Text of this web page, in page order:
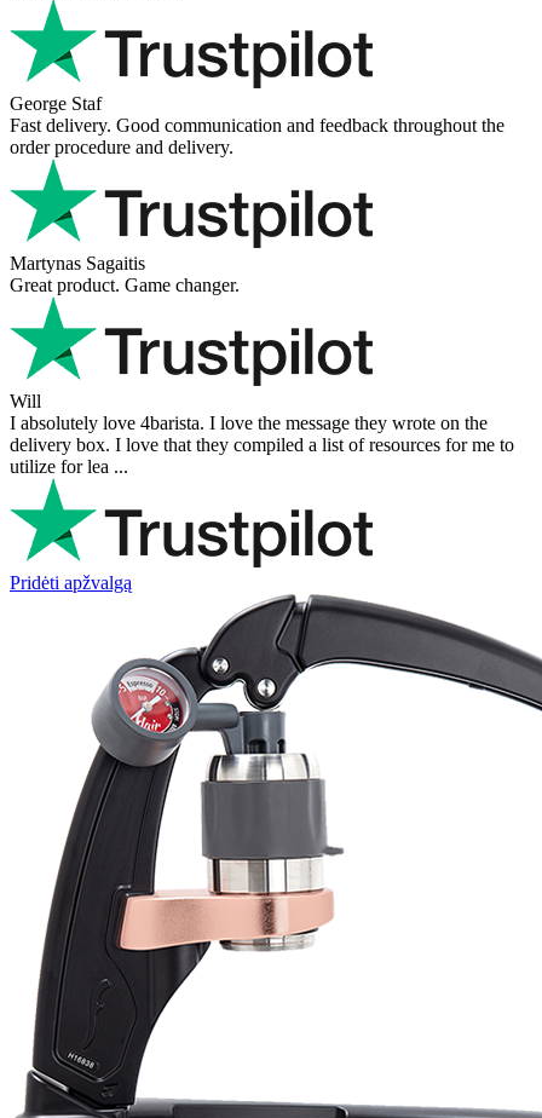
George Staf
Fast delivery. Good communication and feedback throughout the
order procedure and delivery.
Martynas Sagaitis
Great product. Game changer.
Will
I absolutely love 4barista. I love the message they wrote on the
delivery box. I love that they compiled a list of resources for me to
utilize for lea ...
Pridėti apžvalgą